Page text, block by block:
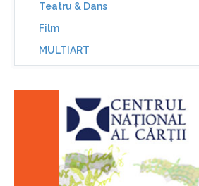
Teatru & Dans
Film
MULTIART